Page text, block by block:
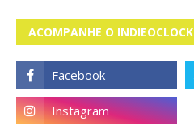
ACOMPANHE O INDIEOCLOCK